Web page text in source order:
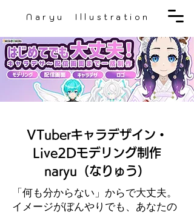
Naryu Illustration
VTuberキャラデザイン・
Live2Dモデリング制作
naryu（なりゅう）
「何も分からない」からで大丈夫。
イメージがぼんやりでも、あなたの